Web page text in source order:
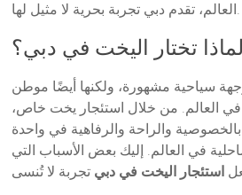
العالم، تقدم دبي تجربة بحرية لا مثيل لها.
لماذا تختار اليخت في دبي؟
سياحية مشهورة، ولكنها أيضًا موطن
في العالم. من خلال استئجار يخت خاص،
بالخصوصية والراحة والرفاهية في واحدة
في العالم. إليك بعض الأسباب التي
استئجار اليخت في دبي